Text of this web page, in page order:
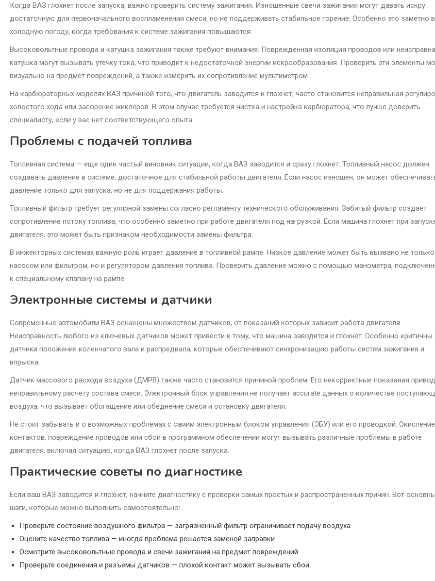
Когда ВАЗ глохнет после запуска, важно проверить систему зажигания. Изношенные свечи зажигания могут давать искру
достаточную для первоначального воспламенения смеси, но не поддерживать стабильное горение. Особенно это заметно в
холодную погоду, когда требования к системе зажигания повышаются.
Высоковольтные провода и катушка зажигания также требуют внимания. Поврежденная изоляция проводов или
катушка могут вызывать утечку тока, что приводит к недостаточной энергии искрообразования. Проверить эти элементы
визуально на предмет повреждений, а также измерить их сопротивление мультиметром.
На карбюраторных моделях ВАЗ причиной того, что двигатель заводится и глохнет, часто становится неправильная
холостого хода или засорение жиклеров. В этом случае требуется чистка и настройка карбюратора, что лучше доверить
специалисту, если у вас нет соответствующего опыта.
Проблемы с подачей топлива
Топливная система — еще один частый виновник ситуации, когда ВАЗ заводится и сразу глохнет. Топливный насос должен
создавать давление в системе, достаточное для стабильной работы двигателя. Если насос изношен, он может
давление только для запуска, но не для поддержания работы.
Топливный фильтр требует регулярной замены согласно регламенту технического обслуживания. Забитый фильтр создает
сопротивление потоку топлива, что особенно заметно при работе двигателя под нагрузкой. Если машина глохнет при
двигателя, это может быть признаком необходимости замены фильтра.
В инжекторных системах важную роль играет давление в топливной рампе. Низкое давление может быть вызвано не только
насосом или фильтром, но и регулятором давления топлива. Проверить давление можно с помощью манометра,
к специальному клапану на рампе.
Электронные системы и датчики
Современные автомобили ВАЗ оснащены множеством датчиков, от показаний которых зависит работа двигателя.
Неисправность любого из ключевых датчиков может привести к тому, что машина заводится и глохнет. Особенно критичны
датчики положения коленчатого вала и распредвала, которые обеспечивают синхронизацию работы систем зажигания и
впрыска.
Датчик массового расхода воздуха (ДМРВ) также часто становится причиной проблем. Его некорректные показания
неправильному расчету состава смеси. Электронный блок управления не получает accurate данных о количестве
воздуха, что вызывает обогащение или обеднение смеси и остановку двигателя.
Не стоит забывать и о возможных проблемах с самим электронным блоком управления (ЭБУ) или его проводкой. Окисление
контактов, повреждение проводов или сбои в программном обеспечении могут вызывать различные проблемы в работе
двигателя, включая ситуацию, когда ВАЗ глохнет после запуска.
Практические советы по диагностике
Если ваш ВАЗ заводится и глохнет, начните диагностику с проверки самых простых и распространенных причин. Вот
шаги, которые можно выполнить самостоятельно:
Проверьте состояние воздушного фильтра — загрязненный фильтр ограничивает подачу воздуха
Оцените качество топлива — иногда проблема решается заменой заправки
Осмотрите высоковольтные провода и свечи зажигания на предмет повреждений
Проверьте соединения и разъемы датчиков — плохой контакт может вызывать сбои